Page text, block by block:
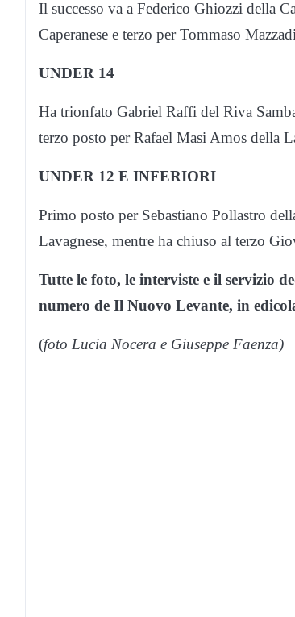
Il successo va a Federico Ghiozzi della
Caperanese e terzo per Tommaso
UNDER 14
Ha trionfato Gabriel Raffi del Riva
terzo posto per Rafael Masi Amos della
UNDER 12 E INFERIORI
Primo posto per Sebastiano Pollastro
Lavagnese, mentre ha chiuso al terzo
Tutte le foto, le interviste e il servizio
numero de Il Nuovo Levante, in
(foto Lucia Nocera e Giuseppe Faenza)